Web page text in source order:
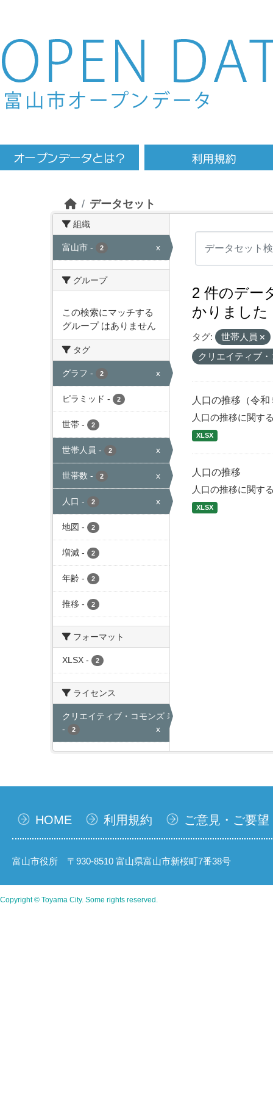
Skip to main content
データセット
組織
富山市 - 2 x
グループ
この検索にマッチする
グループ はありません
タグ
グラフ - 2 x
ピラミッド - 2
世帯 - 2
世帯人員 - 2 x
世帯数 - 2 x
人口 - 2 x
地図 - 2
増減 - 2
年齢 - 2
推移 - 2
フォーマット
XLSX - 2
ライセンス
クリエイティブ・コモンズ 表示
-
2 x
2 件のデー
かりました
タグ:
世帯人員
クリエイティブ
人口の推移（令和
人口の推移に関す
XLSX
人口の推移
人口の推移に関す
XLSX
HOME 利用規約 ご意見・ご要望
富山市役所 〒930-8510 富山県富山市新桜町7番38号
Copyright © Toyama City. Some rights reserved.